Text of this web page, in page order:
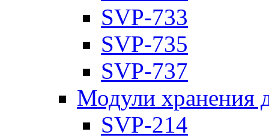
SVP-733
SVP-735
SVP-737
Модули хранения
SVP-214